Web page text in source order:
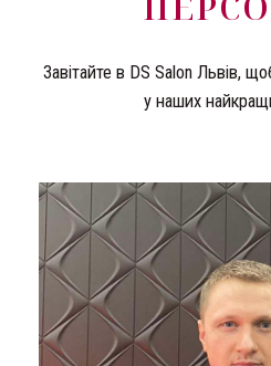
Завітайте в DS Salon Львів,
у наших